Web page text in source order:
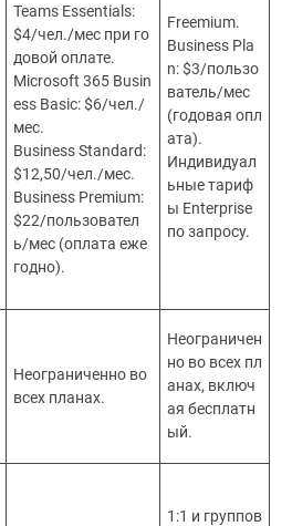
Teams Essentials:
$4/чел./мес при го
довой оплате.
Microsoft 365 Busin
ess Basic: $6/чел./
мес.
Business Standard:
$12,50/чел./мес.
Business Premium:
$22/пользовател
ь/мес (оплата еже
годно).
Freemium.
Business Pla
n: $3/пользо
ватель/мес
(годовая опл
ата).
Индивидуал
ьные тариф
ы Enterprise
по запросу.
Неограниченно во
всех планах.
Неограничен
но во всех пл
анах, включ
ая бесплатн
ый.
1:1 и группов